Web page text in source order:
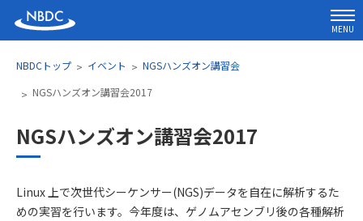
MENU
NBDCトップ イベント
NGSハンズオン講習会
NGSハンズオン講習会2017
NGSハンズオン講習会2017
Linux 上で次世代シーケンサー(NGS)データを自在に解析するた
めの実習を行います。今年度は、ゲノムアセンブリ後の各種解析